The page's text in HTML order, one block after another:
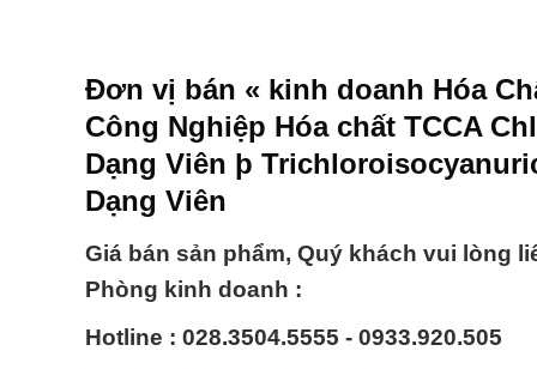
Đơn vị bán « kinh doanh Hóa
Công Nghiệp Hóa chất TCCA
Dạng Viên þ
Dạng Viên
Giá bán sản phẩm, Quý khách vui lòng
Phòng kinh doanh :
Hotline : 028.3504.5555 - 0933.920.505